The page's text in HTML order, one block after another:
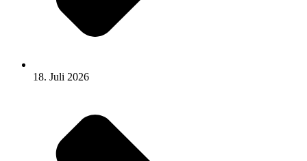
18. Juli 2026